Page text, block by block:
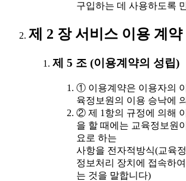
구입하는 데 사용하도록
제 2 장 서비스 이용 계약
제 5 조 (이용계약의 성립)
① 이용계약은 이용자의
육정보원의 이용 승낙에
② 제 1항의 규정에 의해
을 할 때에는 교육정보원
요로 하는
사항을 전자적방식(교육
정보처리 장치에 접속하
는 것을 말합니다)